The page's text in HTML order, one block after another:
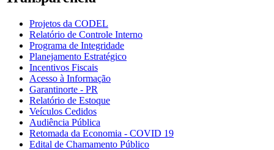
Projetos da CODEL
Relatório de Controle Interno
Programa de Integridade
Planejamento Estratégico
Incentivos Fiscais
Acesso à Informação
Garantinorte - PR
Relatório de Estoque
Veículos Cedidos
Audiência Pública
Retomada da Economia - COVID 19
Edital de Chamamento Público